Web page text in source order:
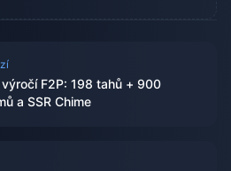
výročí F2P: 198 tahů + 900
a SSR Chime